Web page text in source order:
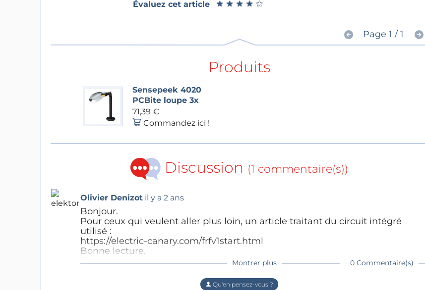
Évaluez cet article ★ ★ ★ ★ ★
★ ★ ★ ★ ★
Page 1 / 1
Produits
Sensepeek 4020
PCBite loupe 3x
71,39 €
Commandez ici !
Discussion (1 commentaire(s))
Olivier Denizot il y a 2 ans
Bonjour.
Pour ceux qui veulent aller plus loin, un article traitant du circuit intégré
utilisé :
https://electric-canary.com/frfv1start.html
Bonne lecture.
Répondre Montrer plus 0 Commentaire(s)
Qu'en pensez-vous ?